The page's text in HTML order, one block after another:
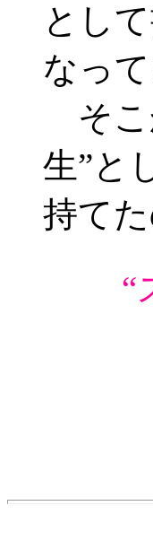
とし
なって
そこ
生”と
持てた
“